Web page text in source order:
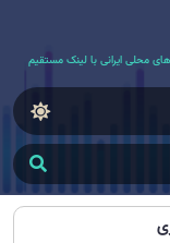
محلی ایرانی با لینک مستقیم